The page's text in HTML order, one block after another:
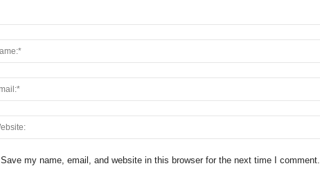
Save my name, email, and website in this browser for the next time I comment.